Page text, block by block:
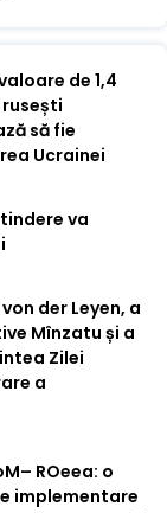
de 1,4
rusești
să fie
Ucrainei
va
der Leyen, a
Mînzatu și a
Zilei
a
ROeea: o
implementare